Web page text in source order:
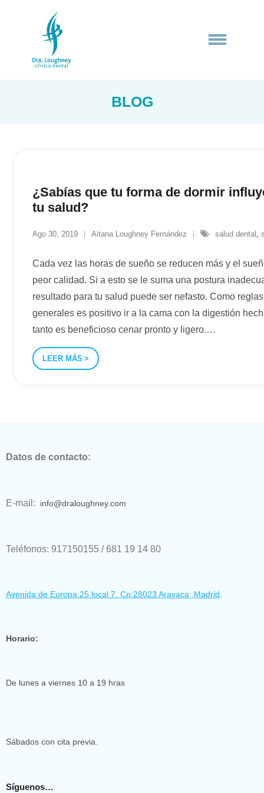
BLOG
¿Sabías que tu forma de dormir
tu salud?
Ago 30, 2019 Aitana Loughney Fernández salud dental ,
Cada vez las horas de sueño se reducen más y el
peor calidad. Si a esto se le suma una postura
resultado para tu salud puede ser nefasto. Como reglas
generales es positivo ir a la cama con la digestión
tanto es beneficioso cenar pronto y ligero.…
LEER MÁS
Datos de contacto:
E-mail: info@draloughney.com
Teléfonos: 917150155 / 681 19 14 80
Avenida de Europa 25 local 7. Cp:28023 Aravaca ,Madrid
Horario:
De lunes a viernes 10 a 19 hras
Sábados con cita previa.
Síguenos…